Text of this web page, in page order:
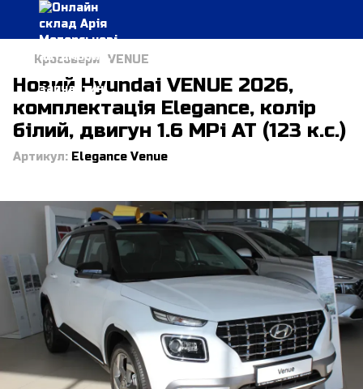
Кросовери VENUE
Новий Hyundai VENUE 2026,
комплектація Elegance, колір
білий, двигун 1.6 MPi AT (123 к.с.)
Артикул: Elegance Venue